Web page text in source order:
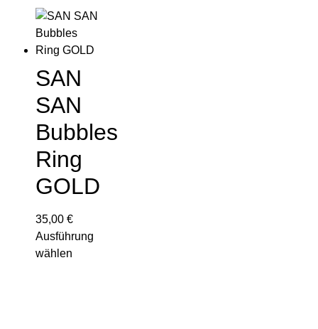
SAN
SAN
Bubbles
Ring
GOLD
35,00 €
Ausführung
wählen